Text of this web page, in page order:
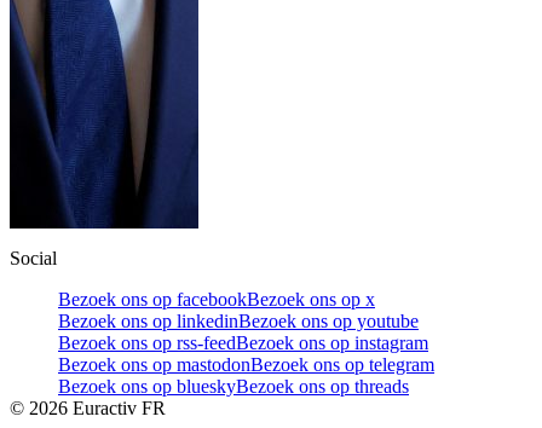
Social
Bezoek ons op facebookBezoek ons op x
Bezoek ons op linkedinBezoek ons op youtube
Bezoek ons op rss-feedBezoek ons op instagram
Bezoek ons op mastodonBezoek ons op telegram
Bezoek ons op blueskyBezoek ons op threads
© 2026 Euractiv FR